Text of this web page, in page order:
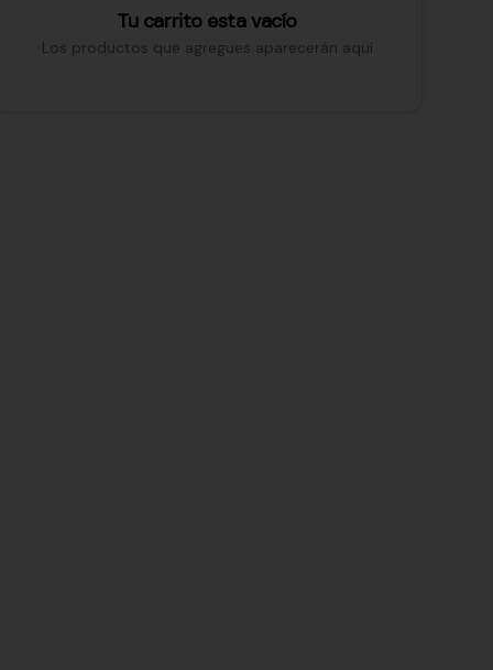
Tu carrito esta vacío
Los productos que agregues aparecerán aquí